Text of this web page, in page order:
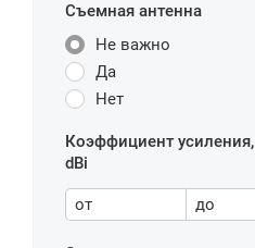
Съемная антенна
Не важно
Да
Нет
Коэффициент усиления,
dBi
от до